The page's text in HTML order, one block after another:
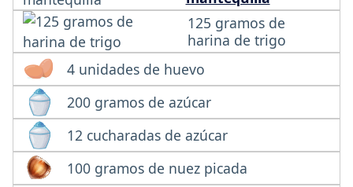
125 gramos de
harina de trigo
4 unidades de huevo
200 gramos de azúcar
12 cucharadas de azúcar
100 gramos de nuez picada